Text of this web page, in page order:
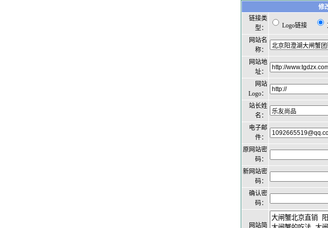
修
链接类
型：
Logo链接
网站名
称：
网站地
址：
网站
Logo：
站长姓
名：
电子邮
件：
原网站密
码：
新网站密
码：
确认密
码：
网站简